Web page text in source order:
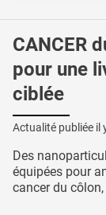
CANCER
pour une
ciblée
Actualité publiée il
Des
équipées pour
cancer du